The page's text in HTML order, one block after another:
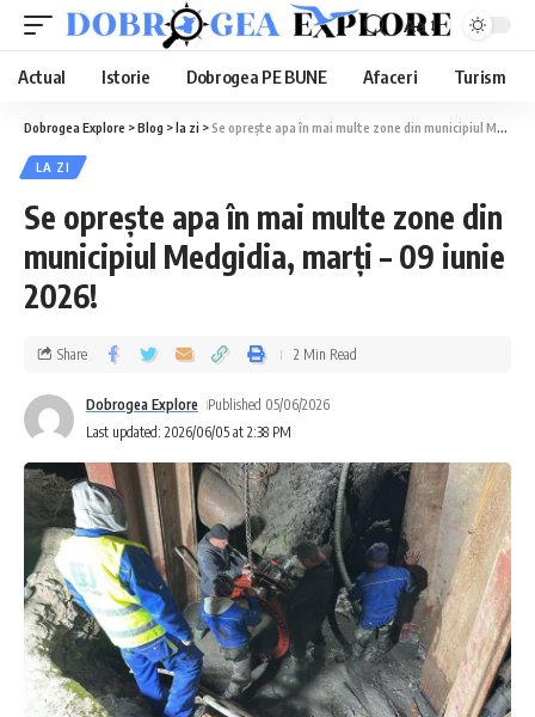
Aa
Actual Istorie Dobrogea PE BUNE Afaceri Turism
Dobrogea Explore >Blog >la zi >Se oprește apa în mai multe zone din municipiul Medgidia, marți – 09 iunie 2026!
LA ZI
Se oprește apa în mai multe zone din
municipiul Medgidia, marți – 09 iunie
2026!
Last updated: 2026/06/05 at 2:38 PM
Dobrogea Explore Published 05/06/2026
Share 2 Min Read